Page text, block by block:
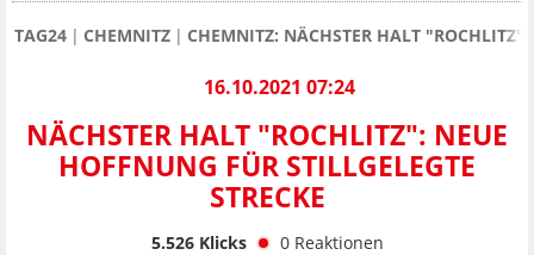
TAG24 CHEMNITZ CHEMNITZ: NÄCHSTER HALT "ROCHLITZ"
16.10.2021 07:24
NÄCHSTER HALT "ROCHLITZ": NEUE
HOFFNUNG FÜR STILLGELEGTE
STRECKE
5.526Klicks 0 Reaktionen